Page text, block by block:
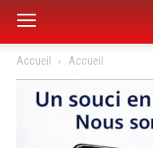
Accueil Accueil